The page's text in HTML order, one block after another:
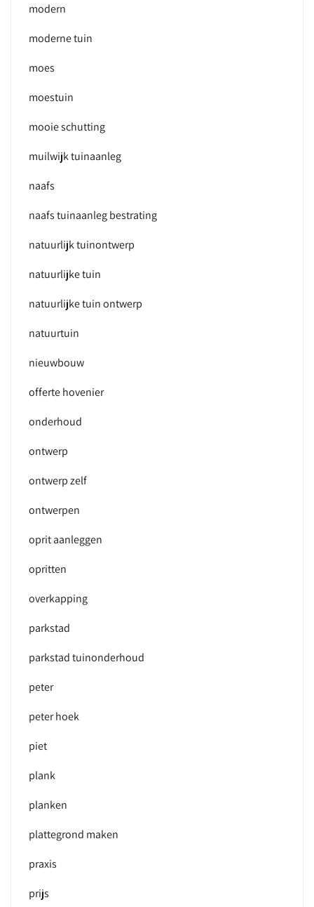
modern
moderne tuin
moes
moestuin
mooie schutting
muilwijk tuinaanleg
naafs
naafs tuinaanleg bestrating
natuurlijk tuinontwerp
natuurlijke tuin
natuurlijke tuin ontwerp
natuurtuin
nieuwbouw
offerte hovenier
onderhoud
ontwerp
ontwerp zelf
ontwerpen
oprit aanleggen
opritten
overkapping
parkstad
parkstad tuinonderhoud
peter
peter hoek
piet
plank
planken
plattegrond maken
praxis
prijs